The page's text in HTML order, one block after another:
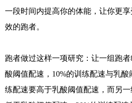
一段时间内提高你的体能，让你更
效的跑者。
跑者做过这样一项研究：让一组跑
酸阈值配速，10%的训练配速与乳酸
练配速要高于乳酸阈值配速，而另